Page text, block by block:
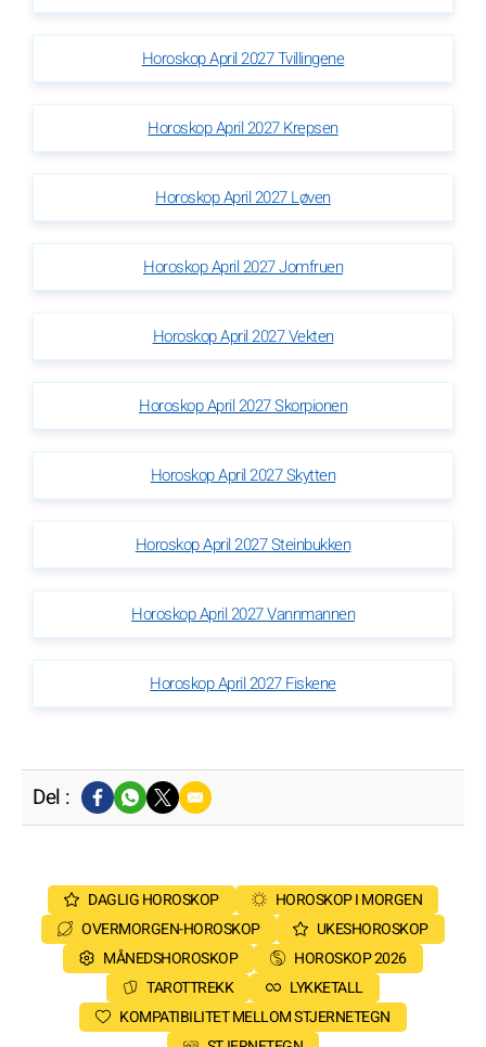
Horoskop April 2027 Tvillingene
Horoskop April 2027 Krepsen
Horoskop April 2027 Løven
Horoskop April 2027 Jomfruen
Horoskop April 2027 Vekten
Horoskop April 2027 Skorpionen
Horoskop April 2027 Skytten
Horoskop April 2027 Steinbukken
Horoskop April 2027 Vannmannen
Horoskop April 2027 Fiskene
Del :
DAGLIG HOROSKOP
HOROSKOP I MORGEN
OVERMORGEN-HOROSKOP
UKESHOROSKOP
MÅNEDSHOROSKOP
HOROSKOP 2026
TAROTTREKK
LYKKETALL
KOMPATIBILITET MELLOM STJERNETEGN